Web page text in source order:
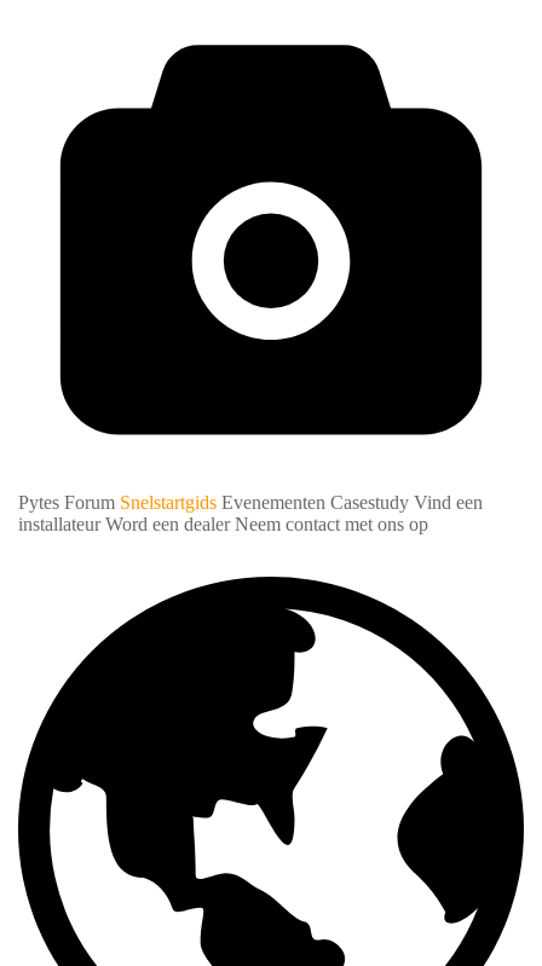
Pytes Forum Snelstartgids Evenementen Casestudy Vind een
installateur Word een dealer Neem contact met ons op